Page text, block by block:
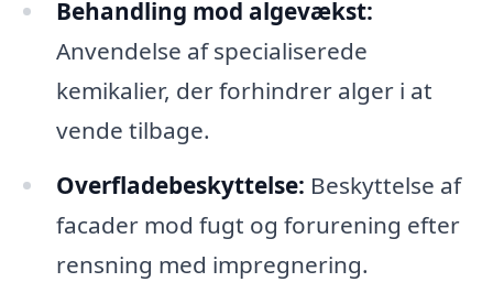
Behandling mod algevækst:
Anvendelse af specialiserede
kemikalier, der forhindrer alger i at
vende tilbage.
Overfladebeskyttelse: Beskyttelse af
facader mod fugt og forurening efter
rensning med impregnering.